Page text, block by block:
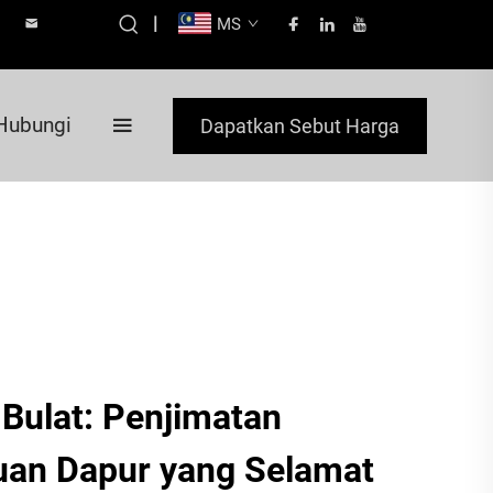
| MS
Dapatkan Sebut Harga
Penjimatan
Dapur yang Selamat